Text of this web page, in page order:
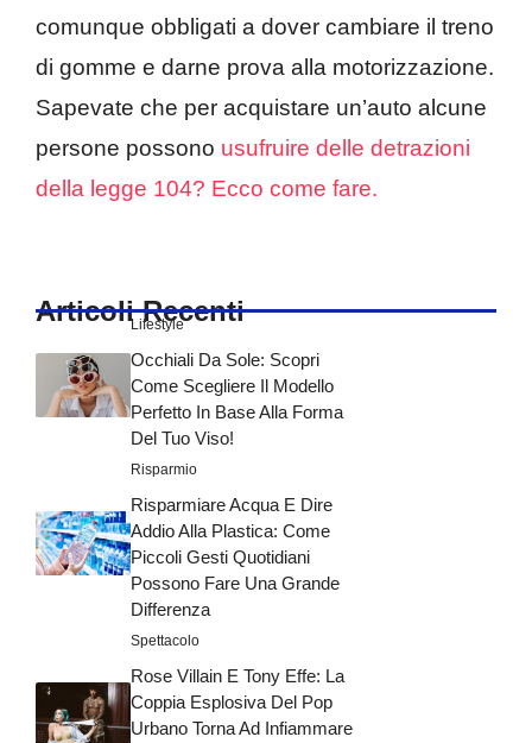
comunque obbligati a dover cambiare il treno
di gomme e darne prova alla motorizzazione.
Sapevate che per acquistare un’auto alcune
persone possono usufruire delle detrazioni
della legge 104? Ecco come fare.
Articoli Recenti
Lifestyle
Occhiali Da Sole: Scopri
Come Scegliere Il Modello
Perfetto In Base Alla Forma
Del Tuo Viso!
Risparmio
Risparmiare Acqua E Dire
Addio Alla Plastica: Come
Piccoli Gesti Quotidiani
Possono Fare Una Grande
Differenza
Spettacolo
Rose Villain E Tony Effe: La
Coppia Esplosiva Del Pop
Urbano Torna Ad Infiammare